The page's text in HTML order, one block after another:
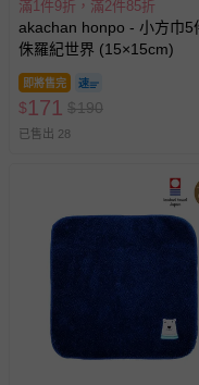
帶束縛衣、餐搖
-其他原廠盒裝商
國際航空、客運
其他常見問題：
運送服務：目前提供
區，可能會無法配
亦保留出貨與否的
費用，可能會另需加
商品實際的配達日
滿1件9折，滿2件85折
akachan honpo - 小方巾5
侏羅紀世界 (15×15cm)
即將售完
$171 $190
已售出 28